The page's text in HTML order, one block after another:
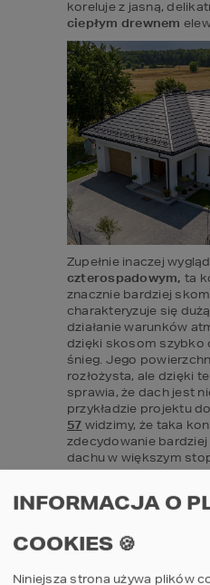
ciepłym drewnem
Zupełnie inaczej
czterospadowym, ta
znacznie bardziej
charakteryzuje się
działanie warunków
dzięki skosom szybko
śnieg. Jego
rozłożysta, ale dzięki
sprawia, że dach jest
przykładzie projektu
57 widzimy, że taka
zdecydowanie
dachu w większym
wizerunku całego
form, a mimo to,
bryły domu. Dla
architekt również
elewację, ale ozdobił
INFORMACJA O
COOKIES 🍪
Niniejsza strona używa plików